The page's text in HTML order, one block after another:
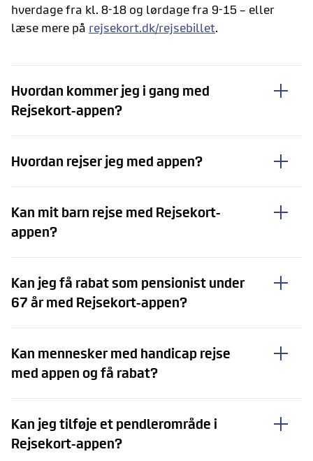
hverdage fra kl. 8-18 og lørdage fra 9-15 – eller
læse mere på rejsekort.dk/rejsebillet.
Hvordan kommer jeg i gang med
Rejsekort-appen?
Hvordan rejser jeg med appen?
Kan mit barn rejse med Rejsekort-
appen?
Kan jeg få rabat som pensionist under
67 år med Rejsekort-appen?
Kan mennesker med handicap rejse
med appen og få rabat?
Kan jeg tilføje et pendlerområde i
Rejsekort-appen?